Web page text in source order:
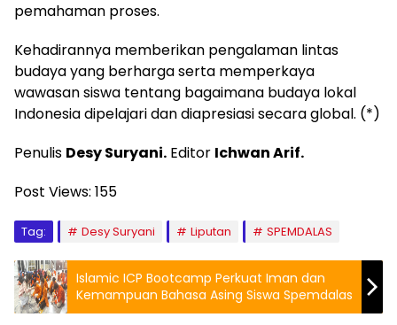
pemahaman proses.
Kehadirannya memberikan pengalaman lintas
budaya yang berharga serta memperkaya
wawasan siswa tentang bagaimana budaya lokal
Indonesia dipelajari dan diapresiasi secara global. (*)
Penulis Desy Suryani. Editor Ichwan Arif.
Post Views: 155
Tag: Desy Suryani Liputan SPEMDALAS
Islamic ICP Bootcamp Perkuat Iman dan
Kemampuan Bahasa Asing Siswa Spemdalas